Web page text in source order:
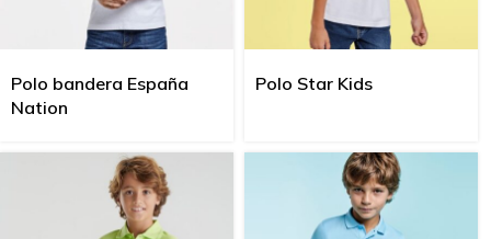
Polo bandera España
Nation
Polo Star Kids